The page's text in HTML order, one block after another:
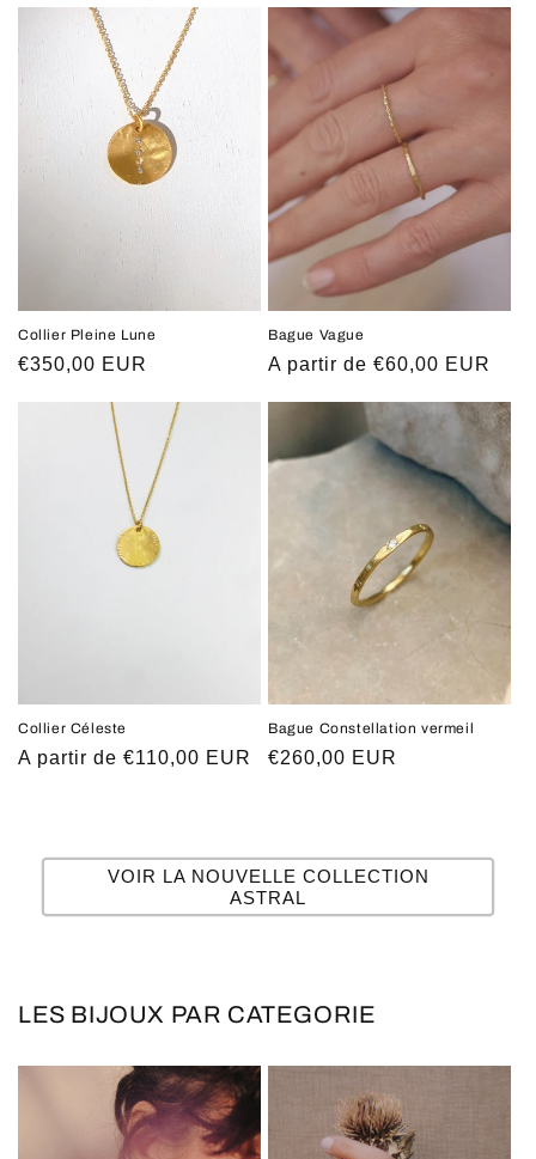
Collier Pleine Lune
Prix
€350,00 EUR
Bague Vague
Prix
A partir de €60,00 EUR
Collier Céleste
Prix
A partir de €110,00 EUR
Bague Constellation vermeil
Prix
€260,00 EUR
VOIR LA NOUVELLE COLLECTION
ASTRAL
LES BIJOUX PAR CATEGORIE